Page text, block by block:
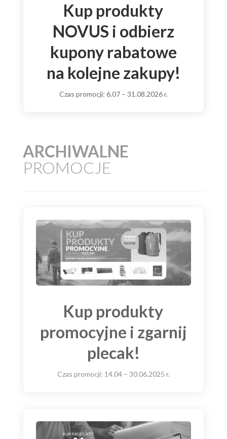
Kup produkty
NOVUS i odbierz
kupony rabatowe
na kolejne zakupy!
Czas promocji: 6.07 – 31.08.2026 r.
ARCHIWALNE
PROMOCJE
Kup produkty
promocyjne i zgarnij
plecak!
Czas promocji: 14.04 – 30.06.2025 r.